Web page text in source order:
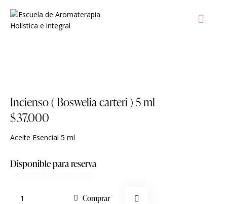
Incienso ( Boswelia carteri ) 5 ml
$37.000
Aceite Esencial 5 ml
Disponible para reserva
Comprar